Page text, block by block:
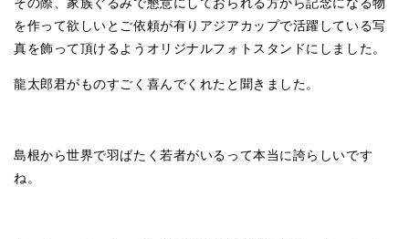
を作って欲しいとご依頼が有りアジアカップで活躍している写
真を飾って頂けるようオリジナルフォトスタンドにしました。
龍太郎君がものすごく喜んでくれたと聞きました。
島根から世界で羽ばたく若者がいるって本当に誇らしいです
ね。